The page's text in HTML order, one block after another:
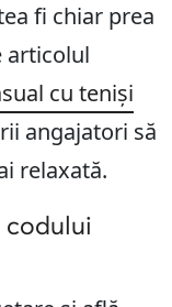
fi chiar prea
articolul
cu teniși
angajatori să
relaxată.
codului